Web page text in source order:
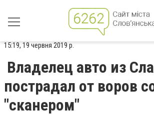
15:19, 19 червня 2019 р.
Владелец авто из
пострадал от воров
"сканером"